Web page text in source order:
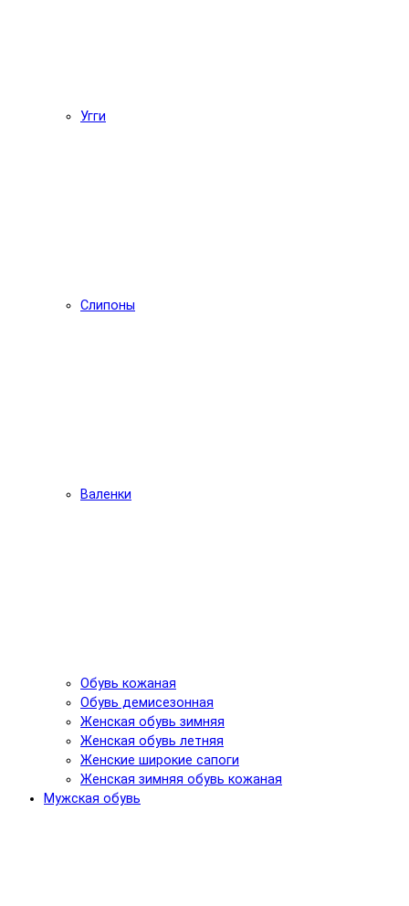
Угги
Слипоны
Валенки
Обувь кожаная
Обувь демисезонная
Женская обувь зимняя
Женская обувь летняя
Женские широкие сапоги
Женская зимняя обувь кожаная
Мужская обувь